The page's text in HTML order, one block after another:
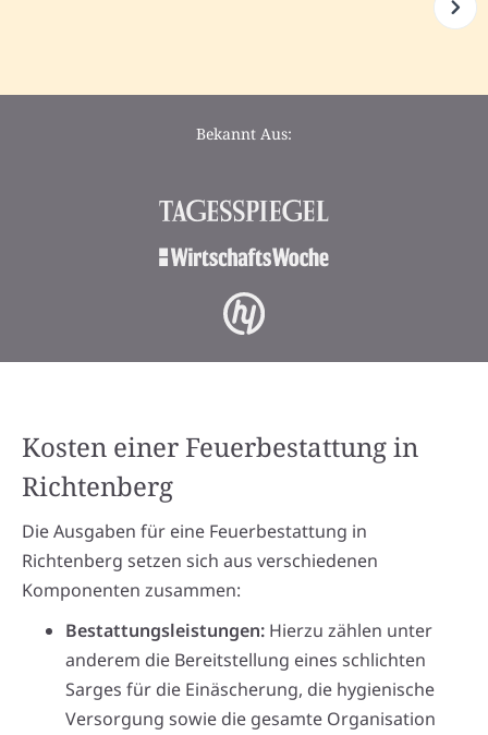
Bekannt Aus:
Kosten einer Feuerbestattung in
Richtenberg
Die Ausgaben für eine Feuerbestattung in
Richtenberg setzen sich aus verschiedenen
Komponenten zusammen:
Bestattungsleistungen: Hierzu zählen unter
anderem die Bereitstellung eines schlichten
Sarges für die Einäscherung, die hygienische
Versorgung sowie die gesamte Organisation